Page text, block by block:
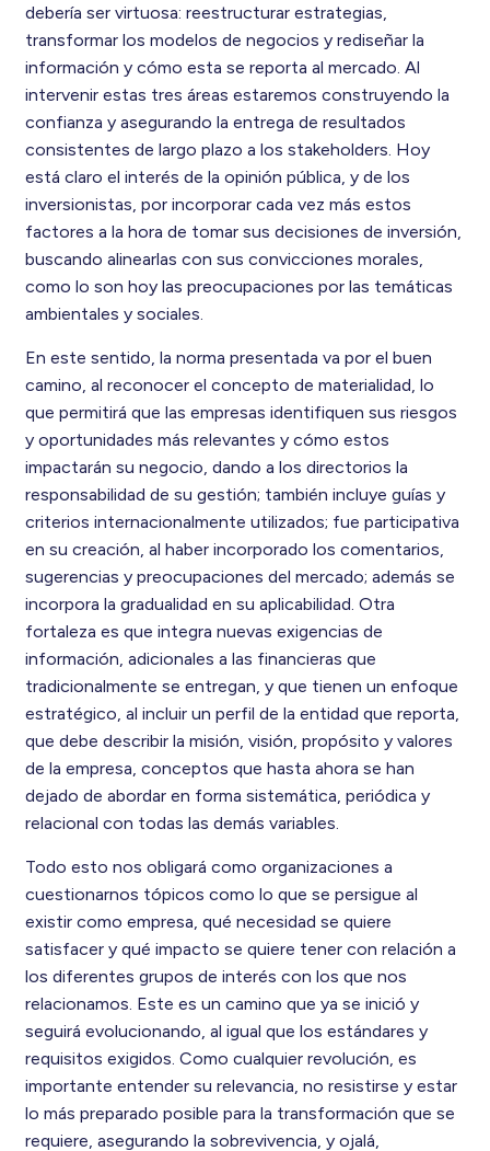
debería ser virtuosa: reestructurar estrategias,
transformar los modelos de negocios y rediseñar la
información y cómo esta se reporta al mercado. Al
intervenir estas tres áreas estaremos construyendo la
confianza y asegurando la entrega de resultados
consistentes de largo plazo a los stakeholders. Hoy
está claro el interés de la opinión pública, y de los
inversionistas, por incorporar cada vez más estos
factores a la hora de tomar sus decisiones de inversión,
buscando alinearlas con sus convicciones morales,
como lo son hoy las preocupaciones por las temáticas
ambientales y sociales.
En este sentido, la norma presentada va por el buen
camino, al reconocer el concepto de materialidad, lo
que permitirá que las empresas identifiquen sus riesgos
y oportunidades más relevantes y cómo estos
impactarán su negocio, dando a los directorios la
responsabilidad de su gestión; también incluye guías y
criterios internacionalmente utilizados; fue participativa
en su creación, al haber incorporado los comentarios,
sugerencias y preocupaciones del mercado; además se
incorpora la gradualidad en su aplicabilidad. Otra
fortaleza es que integra nuevas exigencias de
información, adicionales a las financieras que
tradicionalmente se entregan, y que tienen un enfoque
estratégico, al incluir un perfil de la entidad que reporta,
que debe describir la misión, visión, propósito y valores
de la empresa, conceptos que hasta ahora se han
dejado de abordar en forma sistemática, periódica y
relacional con todas las demás variables.
Todo esto nos obligará como organizaciones a
cuestionarnos tópicos como lo que se persigue al
existir como empresa, qué necesidad se quiere
satisfacer y qué impacto se quiere tener con relación a
los diferentes grupos de interés con los que nos
relacionamos. Este es un camino que ya se inició y
seguirá evolucionando, al igual que los estándares y
requisitos exigidos. Como cualquier revolución, es
importante entender su relevancia, no resistirse y estar
lo más preparado posible para la transformación que se
requiere, asegurando la sobrevivencia, y ojalá,